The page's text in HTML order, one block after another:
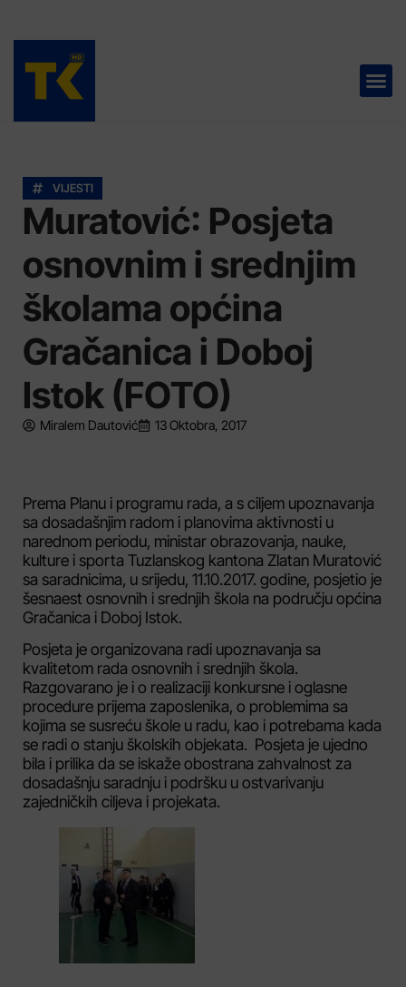
VIJESTI
Muratović: Posjeta
osnovnim i srednjim
školama općina
Gračanica i Doboj
Istok (FOTO)
Miralem Dautović 13 Oktobra, 2017
Prema Planu i programu rada, a s ciljem upoznavanja
sa dosadašnjim radom i planovima aktivnosti u
narednom periodu, ministar obrazovanja, nauke,
kulture i sporta Tuzlanskog kantona Zlatan Muratović
sa saradnicima, u srijedu, 11.10.2017. godine, posjetio je
šesnaest osnovnih i srednjih škola na području općina
Gračanica i Doboj Istok.
Posjeta je organizovana radi upoznavanja sa
kvalitetom rada osnovnih i srednjih škola.
Razgovarano je i o realizaciji konkursne i oglasne
procedure prijema zaposlenika, o problemima sa
kojima se susreću škole u radu, kao i potrebama kada
se radi o stanju školskih objekata. Posjeta je ujedno
bila i prilika da se iskaže obostrana zahvalnost za
dosadašnju saradnju i podršku u ostvarivanju
zajedničkih ciljeva i projekata.